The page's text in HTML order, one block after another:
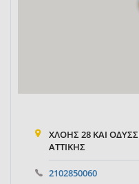
ΧΛΟΗΣ 28 ΚΑΙ
ΑΤΤΙΚΗΣ
2102850060